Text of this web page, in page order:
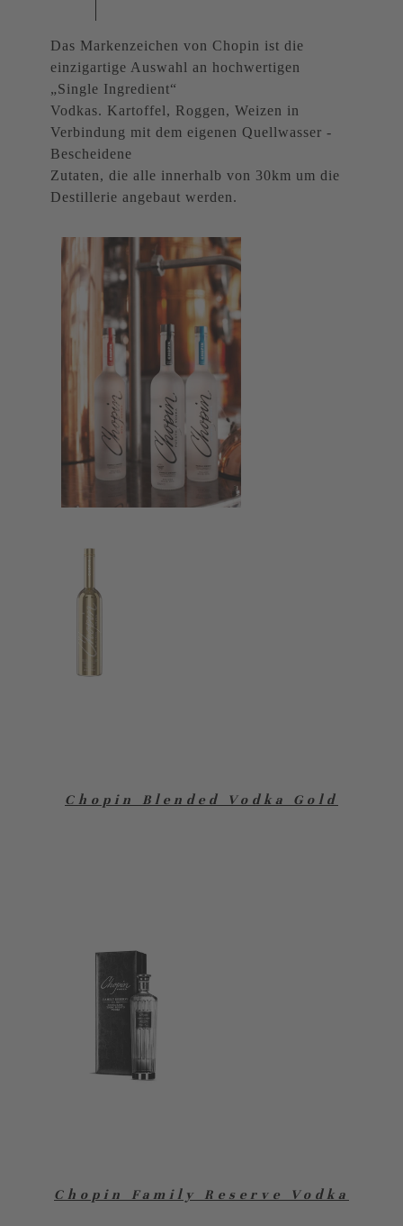
Das Markenzeichen von Chopin ist die
einzigartige Auswahl an hochwertigen
„Single Ingredient“
Vodkas. Kartoffel, Roggen, Weizen in
Verbindung mit dem eigenen Quellwasser -
Bescheidene
Zutaten, die alle innerhalb von 30km um die
Destillerie angebaut werden.
Chopin Blended Vodka Gold
Chopin Family Reserve Vodka